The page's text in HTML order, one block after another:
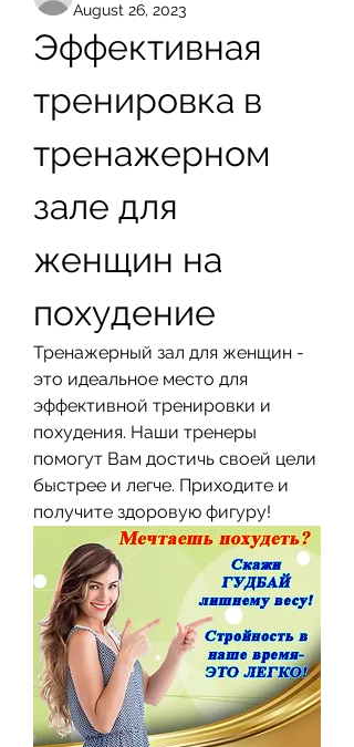
August 26, 2023
Эффективная
тренировка в
тренажерном
зале для
женщин на
похудение
Тренажерный зал для женщин -
это идеальное место для
эффективной тренировки и
похудения. Наши тренеры
помогут Вам достичь своей цели
быстрее и легче. Приходите и
получите здоровую фигуру!